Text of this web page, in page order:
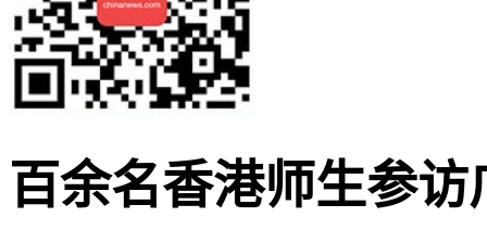
百余名香港师生参